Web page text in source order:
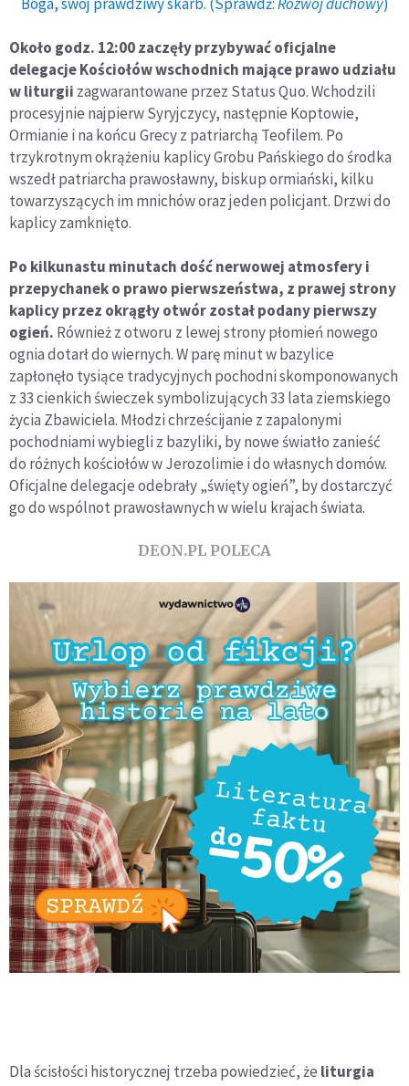
Około godz. 12:00 zaczęły przybywać oficjalne
delegacje Kościołów wschodnich mające prawo udziału
w liturgii zagwarantowane przez Status Quo. Wchodzili
procesyjnie najpierw Syryjczycy, następnie Koptowie,
Ormianie i na końcu Grecy z patriarchą Teofilem. Po
trzykrotnym okrążeniu kaplicy Grobu Pańskiego do środka
wszedł patriarcha prawosławny, biskup ormiański, kilku
towarzyszących im mnichów oraz jeden policjant. Drzwi do
kaplicy zamknięto.
Po kilkunastu minutach dość nerwowej atmosfery i
przepychanek o prawo pierwszeństwa, z prawej strony
kaplicy przez okrągły otwór został podany pierwszy
ogień. Również z otworu z lewej strony płomień nowego
ognia dotarł do wiernych. W parę minut w bazylice
zapłonęło tysiące tradycyjnych pochodni skomponowanych
z 33 cienkich świeczek symbolizujących 33 lata ziemskiego
życia Zbawiciela. Młodzi chrześcijanie z zapalonymi
pochodniami wybiegli z bazyliki, by nowe światło zanieść
do różnych kościołów w Jerozolimie i do własnych domów.
Oficjalne delegacje odebrały „święty ogień”, by dostarczyć
go do wspólnot prawosławnych w wielu krajach świata.
DEON.PL POLECA
Dla ścisłości historycznej trzeba powiedzieć, że liturgia